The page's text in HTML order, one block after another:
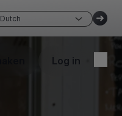
Dutch
Log in